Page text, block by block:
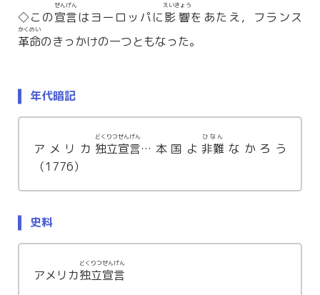
◇この宣言
せんげん
はヨーロッパに影響
えいきょう
をあたえ，フランス
革命
かくめい
のきっかけの一つともなった。
年代暗記
アメリカ 独立宣言
どくりつせんげん
…本国よ 非難
ひなん
なかろう
（1776）
史料
アメリカ独立宣言
どくりつせんげん